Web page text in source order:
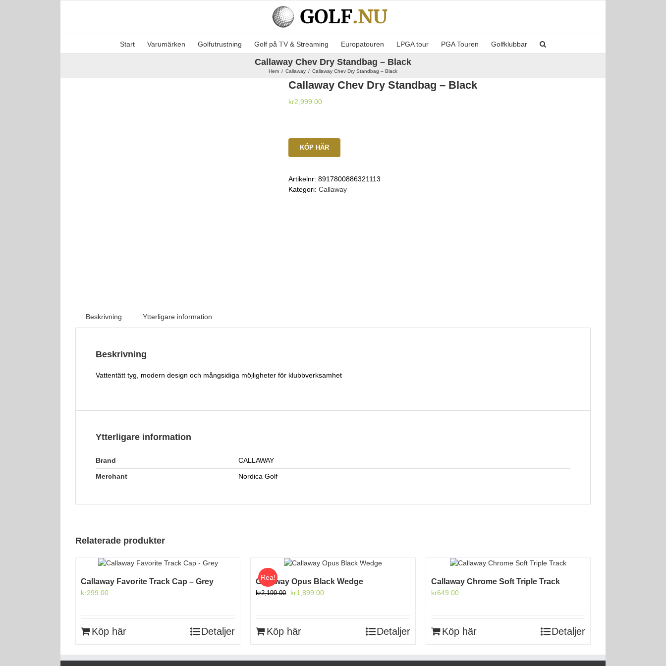
Start Varumärken Golfutrustning Golf på TV & Streaming Europatouren LPGA tour PGA Touren Golfklubbar
Callaway Chev Dry Standbag – Black
Hem Callaway Callaway Chev Dry Standbag – Black
Callaway Chev Dry Standbag – Black
kr2,999.00
KÖP HÄR
Artikelnr: 8917800886321113
Kategori: Callaway
Beskrivning Ytterligare information
Beskrivning
Vattentätt tyg, modern design och mångsidiga möjligheter för klubbverksamhet
Ytterligare information
Brand
CALLAWAY
Merchant
Nordica Golf
Relaterade produkter
Callaway Favorite Track Cap – Grey
kr299.00
Köp här Detaljer
Rea!
Callaway Opus Black Wedge
kr2,199.00
Det
kr2,199.00.
kr1,899.00Det
Köp här Detaljer
Callaway Chrome Soft Triple Track
kr649.00
Köp här Detaljer